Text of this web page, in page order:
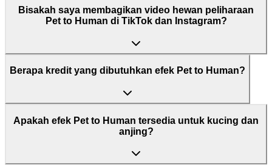
Bisakah saya membagikan video hewan peliharaan
Pet to Human di TikTok dan Instagram?
Berapa kredit yang dibutuhkan efek Pet to Human?
Apakah efek Pet to Human tersedia untuk kucing dan
anjing?